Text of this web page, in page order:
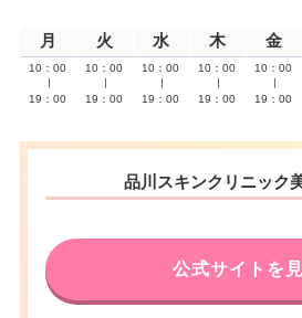
月 火 水 木 金
10：00
19：00
10：00
19：00
10：00
19：00
10：00
19：00
10：00
19：00
品川スキンクリニック
公式サイトを